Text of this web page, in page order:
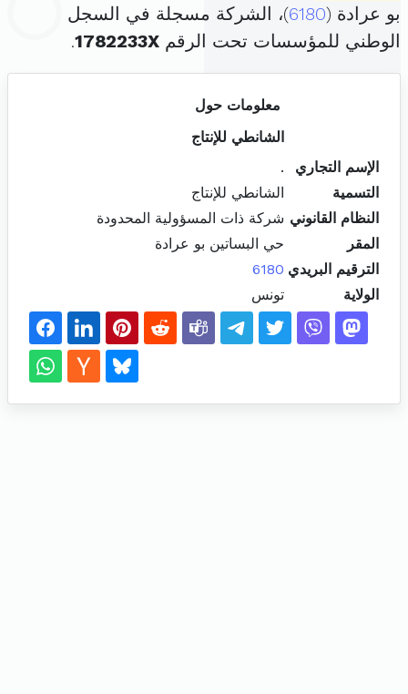
بو عرادة (6180)، الشركة مسجلة في السجل
الوطني للمؤسسات تحت الرقم 1782233X
.
معلومات حول
الشانطي للإنتاج
الإسم التجاري
.
التسمية
الشانطي للإنتاج
النظام القانوني شركة ذات المسؤولية المحدودة
المقر
حي البساتين بو عرادة
الترقيم البريدي 6180
الولاية
تونس